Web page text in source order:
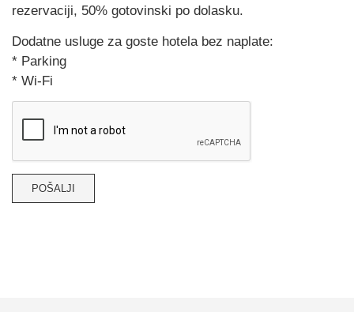
rezervaciji, 50% gotovinski po dolasku.
Dodatne usluge za goste hotela bez naplate:
* Parking
* Wi-Fi